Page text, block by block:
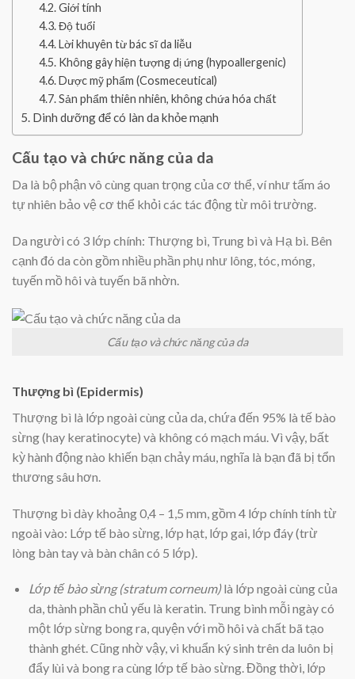
Giới tính
Độ tuổi
Lời khuyên từ bác sĩ da liễu
Không gây hiện tượng dị ứng (hypoallergenic)
Dược mỹ phẩm (Cosmeceutical)
Sản phẩm thiên nhiên, không chứa hóa chất
Dinh dưỡng để có làn da khỏe mạnh
Cấu tạo và chức năng của da
Da là bộ phận vô cùng quan trọng của cơ thể, ví như tấm áo
tự nhiên bảo vệ cơ thể khỏi các tác động từ môi trường.
Da người có 3 lớp chính: Thượng bì, Trung bì và Hạ bì. Bên
cạnh đó da còn gồm nhiều phần phụ như lông, tóc, móng,
tuyến mồ hôi và tuyến bã nhờn.
Cấu tạo và chức năng của da
Thượng bì (Epidermis)
Thượng bì là lớp ngoài cùng của da, chứa đến 95% là tế bào
sừng (hay keratinocyte) và không có mạch máu. Vì vậy, bất
kỳ hành động nào khiến bạn chảy máu, nghĩa là bạn đã bị tổn
thương sâu hơn.
Thượng bì dày khoảng 0,4 – 1,5 mm, gồm 4 lớp chính tính từ
ngoài vào: Lớp tế bào sừng, lớp hạt, lớp gai, lớp đáy (trừ
lòng bàn tay và bàn chân có 5 lớp).
Lớp tế bào sừng (stratum corneum)là lớp ngoài cùng của
da, thành phần chủ yếu là keratin. Trung bình mỗi ngày có
một lớp sừng bong ra, quyện với mồ hôi và chất bã tạo
thành ghét. Cũng nhờ vậy, vi khuẩn ký sinh trên da luôn bị
đẩy lùi và bong ra cùng lớp tế bào sừng. Đồng thời, lớp